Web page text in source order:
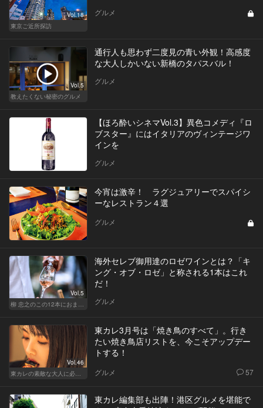
Vol.18
東京ご近所探訪
グルメ
Vol.5
教えたくない秘密のグルメ
通行人も思わず二度見の青い外観！高感度
な大人しかいない新橋のタパスバル！
グルメ
【ほろ酔いシネマVol.3】異色コメディ『ロ
ブスター』にはイタリアのヴィンテージワ
インを
グルメ
今宵は激辛！ ラグジュアリーでスパイシ
ーなレストラン４選
グルメ
Vol.5
柳 忠之のこの12本におまかせ
海外セレブ御用達のロゼワインとは？「キ
ング・オブ・ロゼ」と称される1本はこれ
だ！
グルメ
Vol.46
東カレの素敵な大人に必要なこと
東カレ3月号は「焼き鳥のすべて」。行き
たい焼き鳥店リストを、今こそアップデー
トする！
グルメ 57
東カレ編集部も出陣！港区グルメを堪能で